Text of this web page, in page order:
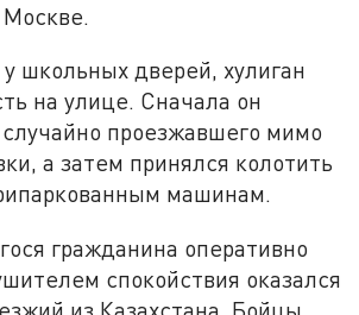
школьных дверей, хулиган
на улице. Сначала он
проезжавшего мимо
а затем принялся колотить
машинам.
гражданина оперативно
спокойствия оказался